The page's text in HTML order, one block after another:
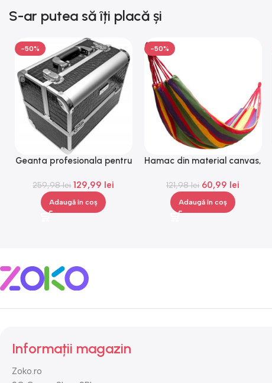
S-ar putea să îți placă și
-50%
Geanta profesionala pentru
259,98lei 129,99 lei
Adaugă în coș
-50%
Hamac din material canvas,
121,98lei 60,99 lei
Adaugă în coș
Informații magazin
Zoko.ro